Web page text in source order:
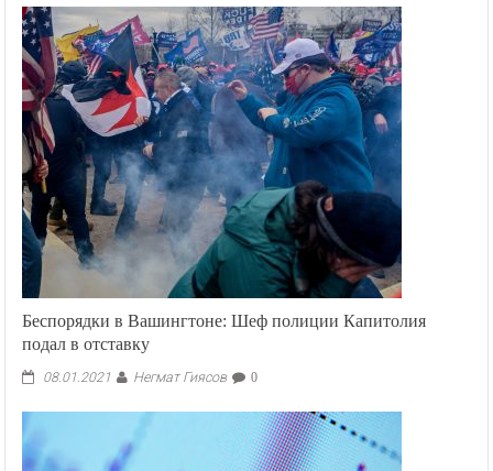
Беспорядки в Вашингтоне: Шеф полиции Капитолия
подал в отставку
08.01.2021 Негмат Гиясов 0